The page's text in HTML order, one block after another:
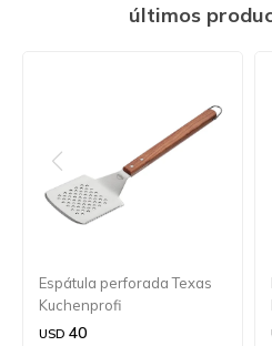
últimos
Espátula perforada Texas
Kuchenprofi
USD 40